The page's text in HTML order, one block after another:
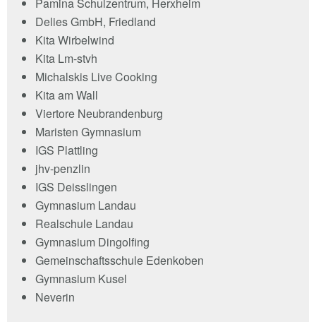
Delies GmbH, Friedland
Kita Wirbelwind
Kita Lm-stvh
Michalskis Live Cooking
Kita am Wall
Viertore Neubrandenburg
Maristen Gymnasium
IGS Plattling
jhv-penzlin
IGS Deisslingen
Gymnasium Landau
Realschule Landau
Gymnasium Dingolfing
Gemeinschaftsschule Edenkoben
Gymnasium Kusel
Neverin